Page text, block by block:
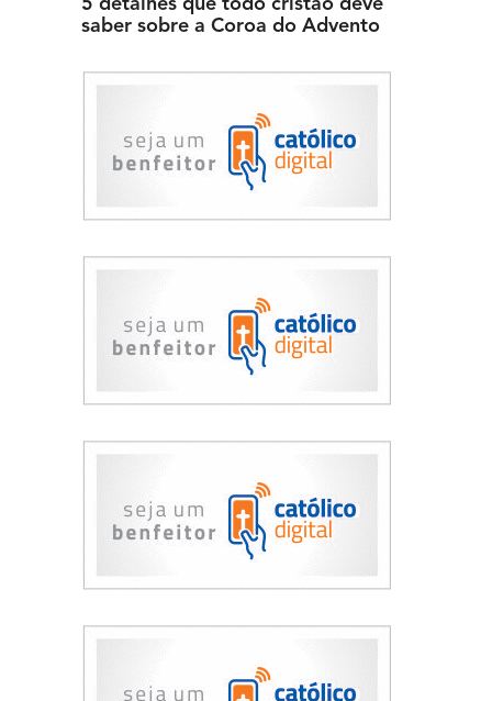
5 detalhes que todo cristão deve
saber sobre a Coroa do Advento